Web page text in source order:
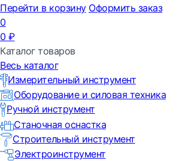
Перейти в корзину Оформить заказ
0
0 ₽
Каталог товаров
Весь каталог
Измерительный инструмент
Оборудование и силовая техника
Ручной инструмент
Станочная оснастка
Строительный инструмент
Электроинструмент